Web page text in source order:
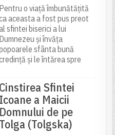
Pentru o viață îmbunătățită
aceasta a fost pus preot
sfintei biserici a lui
Dumnezeu și învăța
sfânta bună
și le întărea spre
Cinstirea Sfintei
Icoane a Maicii
Domnului de pe
Tolga (Tolgska)